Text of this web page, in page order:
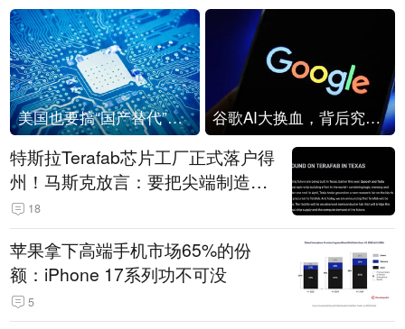
美国也要搞“国产替代”？先算清三笔账 谷歌AI大换血，背后究竟发生了什么？
特斯拉Terafab芯片工厂正式落户得
州！马斯克放言：要把尖端制造带
回美国
18
苹果拿下高端手机市场65%的份
额：iPhone 17系列功不可没
5